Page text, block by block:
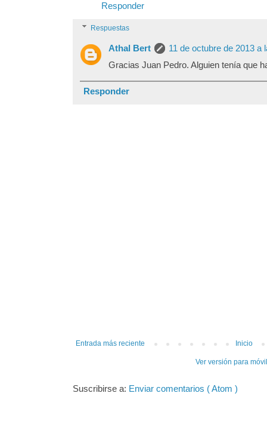
Responder
Respuestas
Athal Bert
11 de octubre de 2013 a
Gracias Juan Pedro. Alguien tenía que
Responder
Entrada más reciente Inicio
Ver versión para
Suscribirse a: Enviar comentarios ( Atom )